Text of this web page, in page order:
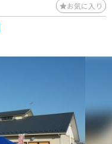
お気に入り